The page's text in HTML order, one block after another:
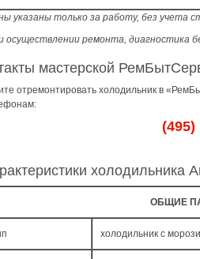
указаны только за работу, без учета
осуществлении ремонта, диагностика
мастерской
отремонтировать холодильник в
(495)
холодильника
ОБЩИЕ
холодильник с